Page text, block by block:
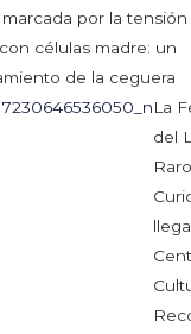
por la tensión
células madre: un
de la ceguera
La
del